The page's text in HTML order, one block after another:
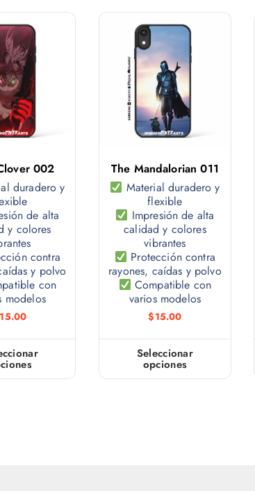
002
duradero y
de alta
y colores
contra
y polvo
con
modelos
15.00
E
The Mandalorian 011
Material duradero y
flexible
Impresión de alta
calidad y colores
vibrantes
Protección contra
rayones, caídas y polvo
Compatible con
varios modelos
$15.00
Seleccionar
opciones
E